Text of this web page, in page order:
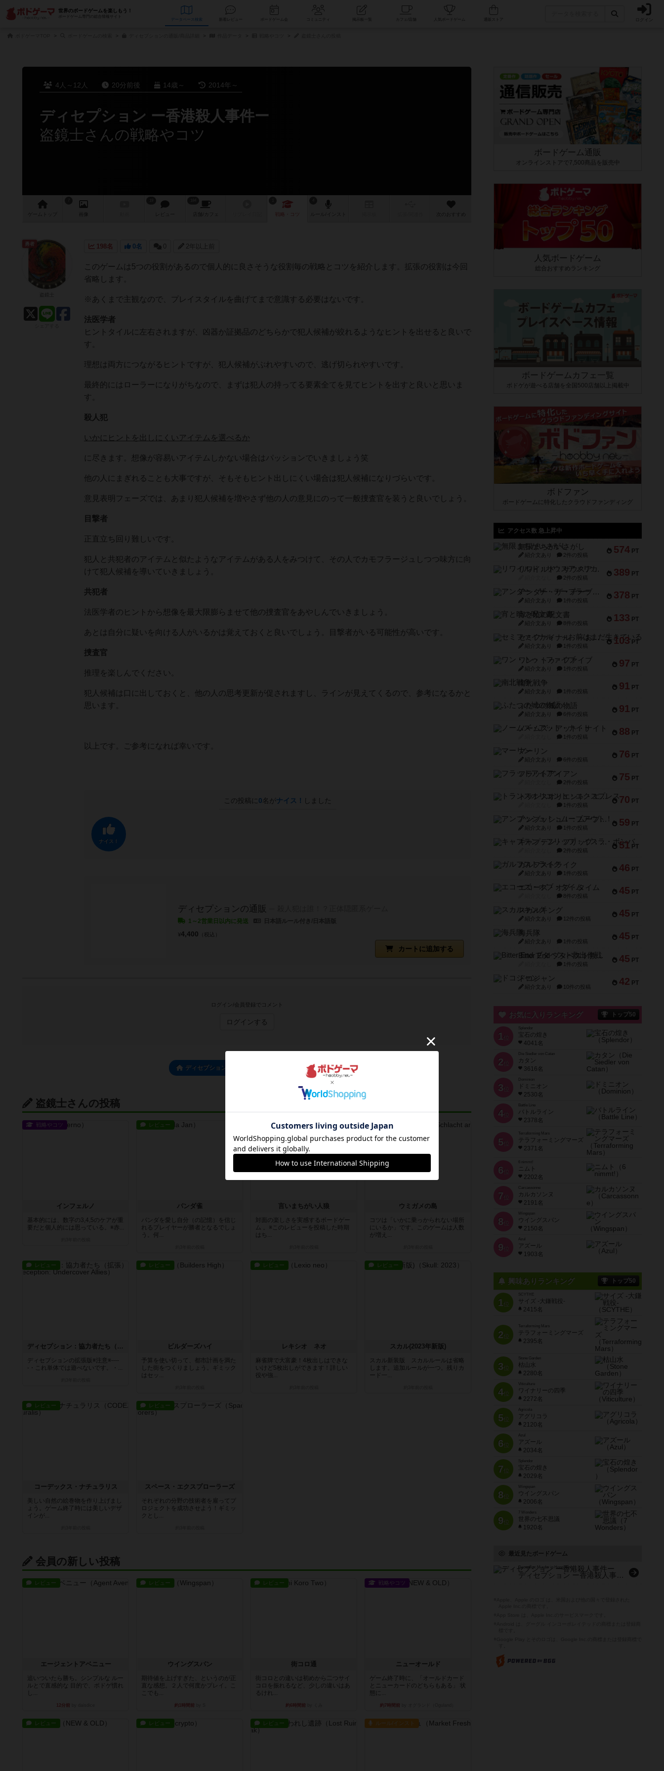
世界のボードゲームを楽しもう！
ボードゲーム専門の総合情報サイト
データベース コミュニティ 人気ボードゲーム ログイン
4人～12人 20分前後 14歳～ 2014年～
ディセプション ー香港殺人事件ー
盗鏡士さんの戦略やコツ
ゲーム 画像 レビュー 店舗/ カフェ 戦略 ・コツ 次のおすすめ
198名 0名 0 2年以上前
このゲームは5つの役割があるので個人的に良さそうな役割毎の戦略とコツを紹介します。拡張の役割は今回
省略します。
※あくまで主観なので、プレイスタイルを曲げてまで意識する必要はないです。
法医学者
ヒントタイルに左右されますが、凶器か証拠品のどちらかで犯人候補が絞れるようなヒントを出せると良いで
す。
理想は両方につながるヒントですが、犯人候補がぶれやすいので、逃げ切られやすいです。
最終的にはローラーになりがちなので、まずは犯人の持ってる要素全てを見てヒントを出すと良いと思いま
す。
殺人犯
いかにヒントを出しにくいアイテムを選べるか
に尽きます。想像が容易いアイテムしかない場合はパッションでいきましょう笑
他の人にまぎれることも大事ですが、そもそもヒント出しにくい場合は犯人候補になりづらいです。
意見表明フェーズでは、あまり犯人候補を増やさず他の人の意見にのって一般捜査官を装うと良いでしょう。
目撃者
正直立ち回り難しいです。
犯人と共犯者のアイテムと似たようなアイテムがある人をみつけて、その人でカモフラージュしつつ味方に向
けて犯人候補を導いていきましょう。
共犯者
法医学者のヒントから想像を最大限膨らませて他の捜査官をあやしんでいきましょう。
あとは自分に疑いを向ける人がいるかは覚えておくと良いでしょう。目撃者がいる可能性が高いです。
捜査官
推理を楽しんでください。
犯人候補は口に出しておくと、他の人の思考更新が促されますし、ラインが見えてくるので、参考になるかと
思います。
以上です。ご参考になれば幸いです。
この投稿に 0名がナイス！ しました
ナイス！
ディセプションの通販
1～2営業日以内に発送
カートに追加する
¥4,400 （税込）
勇者
ログイン/会員登録でコメント
ログインする
ディセプション ー香港殺人事件ーのトップに戻る
盗鏡士さんの投稿
戦略やコツ
インフェルノ
基本的には、数字の3,4,5のケアが重
要だと個人的には思っている。※赤...
レビュー
パンダ雀
パンダを愛し自分（の記憶）を信じ
れるプレイヤーが勝者となるでしょ
う。何...
レビュー
言いまちがい人狼
対面の楽しさを実感するボードゲー
ム 。※このレビューを投稿した時期
はち...
戦略やコツ
ウミガメの島
コツは「いかに乗っかられない場所
にいるか」です。このゲームは人数
が増え...
レビュー
ディセプション：協力者たち（拡張）
ディセプションの拡張版※注意※----
-・これ単体では遊べないです。・...
レビュー
ビルダーズハイ
予算を使い切って、都市計画を満た
した街をつくりましょう。ギミック
はセッ...
レビュー
レキシオ ネオ
麻雀牌で大富豪！4枚出しはできな
いけど5枚出しができます！詳しい
役や強...
レビュー
スカル(2023年新版)
スカル新装版 スカルルールは省略
します。追加ルールが一つ。残りカ
ード一...
レビュー
コーデックス・ナチュラリス
美しい自然の絵巻物を作り上げまし
ょう。ゲーム終了時には美しいデザ
インが...
レビュー
スペース・エクスプローラーズ
それぞれの分野の技術者を雇ってプ
ロジェクトを成功させよう！ギミッ
クとし...
会員の新しい投稿
レビュー
エージェントアベニュー
追いついたら勝ち。シンプルな ルー
ルとで直感的な 目的で、ボドゲ慣れ
し...
12分前
レビュー
ウイングスパン
期待値を上げすぎた、というのが正
直な感想。２人で何度かプレイ。こ
こでも...
約1時間前
レビュー
街コロ通
街コロとの違いは初めから二つサイ
コロを振れるなど、少しの違いはあ
るけれ...
約6時間前
戦略やコツ
ニューオールド
ゲーム終了時に、「オールドカード
とニューカードのどちらもある」 状
態に...
約7時間前
レビュー レビュー レビュー ルール/インスト
ボードゲーム通販
オンラインストアで7,500商品を販売中
人気ボードゲーム
総合おすすめランキング
ボードゲームカフェ一覧
ボドゲが遊べる店舗を全国500店舗以上掲載中
ボドファン
ボードゲームに特化したクラウドファンディング
アクセス数 急上昇中
574 PT
無限まちがいさがし
紹介文あり 2件の投稿
389 PT
リワイルド：サウスアメリカ
2件の投稿
378 PT
アンダー・ザ・テーブラー
紹介文あり 1件の投稿
133 PT
宵と暁の呪文書
紹介文あり 8件の投稿
103 PT
セミファイナル ～お前はまだ生きている～
紹介文あり 1件の投稿
97 PT
ワン・トゥ・ファイブ
紹介文あり 1件の投稿
91 PT
南北戦争
紹介文あり 1件の投稿
91 PT
ふたつの城の物語
紹介文あり 6件の投稿
88 PT
ノームズ・アット・ナイト
1件の投稿
76 PT
マーリン
紹介文あり 6件の投稿
75 PT
フラットアイアン
2件の投稿
70 PT
トランスオリエント・エクスプレス
1件の投稿
59 PT
アンブッシュ！：ムーブアウト！
紹介文あり 1件の投稿
51 PT
キャプテン・フリップ：イスラ・ボンバ
2件の投稿
46 PT
ガルフストライク
紹介文あり 1件の投稿
45 PT
エコーズ・オブ・タイム
8件の投稿
45 PT
スカルキング
紹介文あり 12件の投稿
45 PT
海兵隊
紹介文あり 1件の投稿
45 PT
Bitter End ブタペスト救出作戦
1件の投稿
42 PT
ドコジャン
紹介文あり 10件の投稿
お気に入りランキング トップ50
1 位
宝石の煌き
4041名
2 位
Die Siedler von Catan
カタン
3616名
3 位
ドミニオン
2530名
4位
Battle Line
バトルライン
2378名
5 位
Terraforming Mars
テラフォーミングマーズ
2371名
6 位
ニムト
2202名
7 位
Carcassonne
カルカソンヌ
2191名
8 位
Wingspan
ウイングスパン
2150名
9 位
Azul
アズール
1903名
興味ありランキング トップ50
1位
SCYTHE
サイズ -大鎌戦役-
2415名
2位
Terraforming Mars
テラフォーミングマーズ
2395名
3位
Stone Garden
枯山水
2280名
4位
Viticulture
ワイナリーの四季
2272名
5位
Agricola
アグリコラ
2120名
6位
Azul
アズール
2034名
7位
宝石の煌き
2029名
8位
Wingspan
ウイングスパン
2006名
9位
7 Wonders
世界の七不思議
1920名
最近見たボードゲーム
Deception: Murder in Hong Kong
ディセプション ー香港殺人事件ー